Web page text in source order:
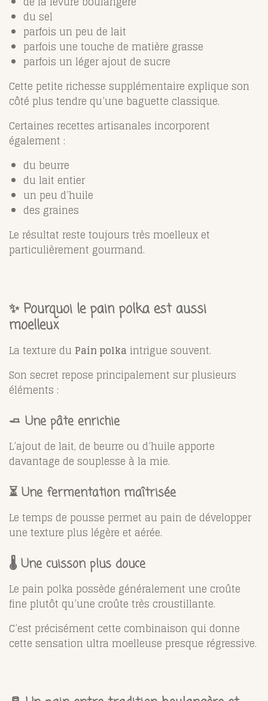
du sel
parfois un peu de lait
parfois une touche de matière grasse
parfois un léger ajout de sucre
Cette petite richesse supplémentaire explique son
côté plus tendre qu’une baguette classique.
Certaines recettes artisanales incorporent
également :
du beurre
du lait entier
un peu d’huile
des graines
Le résultat reste toujours très moelleux et
particulièrement gourmand.
✨ Pourquoi le pain polka est aussi
moelleux
La texture du Pain polka intrigue souvent.
Son secret repose principalement sur plusieurs
éléments :
🧈 Une pâte enrichie
L’ajout de lait, de beurre ou d’huile apporte
davantage de souplesse à la mie.
⏳ Une fermentation maîtrisée
Le temps de pousse permet au pain de développer
une texture plus légère et aérée.
🌡️ Une cuisson plus douce
Le pain polka possède généralement une croûte
fine plutôt qu’une croûte très croustillante.
C’est précisément cette combinaison qui donne
cette sensation ultra moelleuse presque régressive.